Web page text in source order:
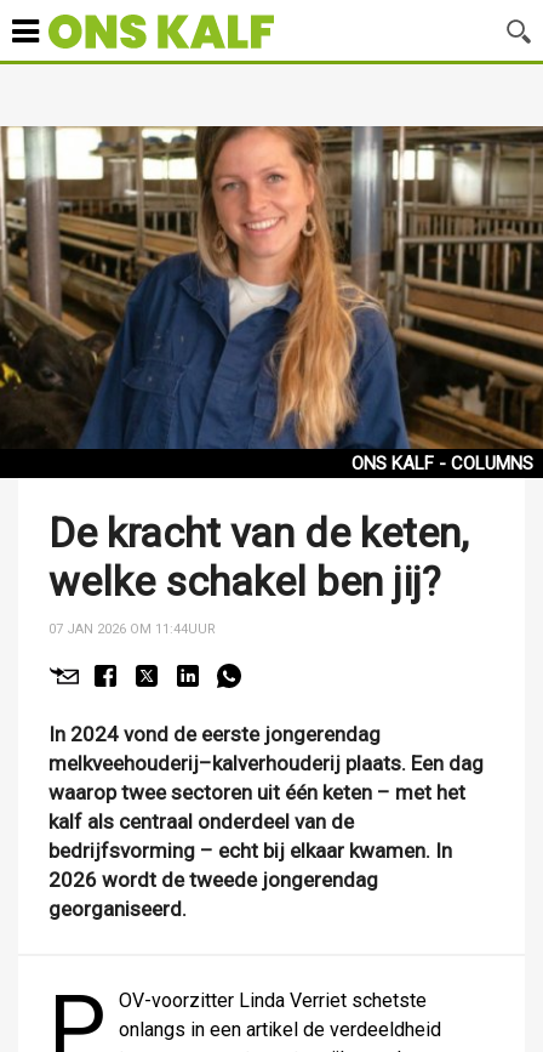
ONS KALF - COLUMNS
De kracht van de keten,
welke schakel ben jij?
07 JAN 2026 OM 11:44UUR
In 2024 vond de eerste jongerendag
melkveehouderij–kalverhouderij plaats. Een dag
waarop twee sectoren uit één keten – met het
kalf als centraal onderdeel van de
bedrijfsvorming – echt bij elkaar kwamen. In
2026 wordt de tweede jongerendag
georganiseerd.
P
OV-voorzitter Linda Verriet schetste
onlangs in een artikel de verdeeldheid